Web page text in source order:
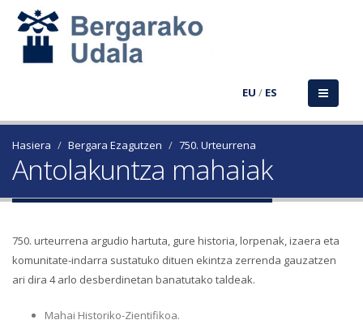
EU / ES
Hasiera Bergara Ezagutzen 750. Urteurrena
Antolakuntza mahaiak
750. urteurrena argudio hartuta, gure historia, lorpenak, izaera eta
komunitate-indarra sustatuko dituen ekintza zerrenda gauzatzen
ari dira 4 arlo desberdinetan banatutako taldeak.
Mahai Historiko-Zientifikoa.